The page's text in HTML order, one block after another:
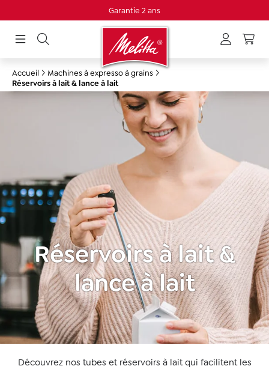
Garantie 2 ans
Accueil
Machines à expresso à grains
Réservoirs à lait & lance à lait
Réservoirs à lait &
lance à lait
Découvrez nos tubes et réservoirs à lait qui facilitent les